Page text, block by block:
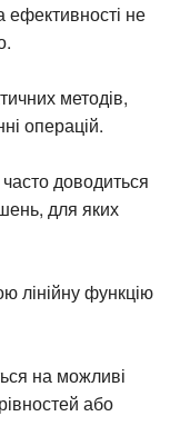
ефективності не
методів,
операцій.
доводиться
для яких
лінійну функцію
на можливі
або